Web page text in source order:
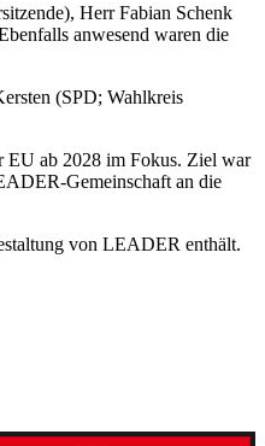
Herr Fabian Schenk
anwesend waren die
(SPD; Wahlkreis
EU ab 2028 im Fokus. Ziel war
Gemeinschaft an die
von LEADER enthält.